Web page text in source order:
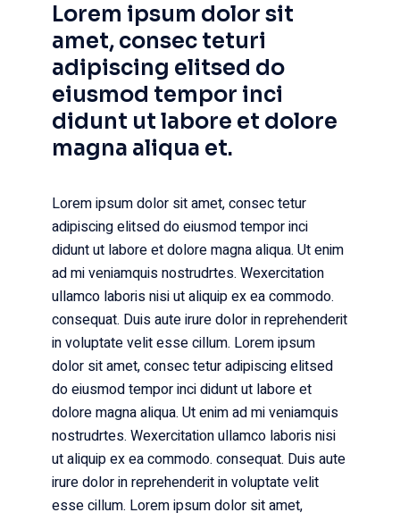
Lorem ipsum dolor sit
amet, consec teturi
adipiscing elitsed do
eiusmod tempor inci
didunt ut labore et dolore
magna aliqua et.
Lorem ipsum dolor sit amet, consec tetur
adipiscing elitsed do eiusmod tempor inci
didunt ut labore et dolore magna aliqua. Ut enim
ad mi veniamquis nostrudrtes. Wexercitation
ullamco laboris nisi ut aliquip ex ea commodo.
consequat. Duis aute irure dolor in reprehenderit
in voluptate velit esse cillum. Lorem ipsum
dolor sit amet, consec tetur adipiscing elitsed
do eiusmod tempor inci didunt ut labore et
dolore magna aliqua. Ut enim ad mi veniamquis
nostrudrtes. Wexercitation ullamco laboris nisi
ut aliquip ex ea commodo. consequat. Duis aute
irure dolor in reprehenderit in voluptate velit
esse cillum. Lorem ipsum dolor sit amet,